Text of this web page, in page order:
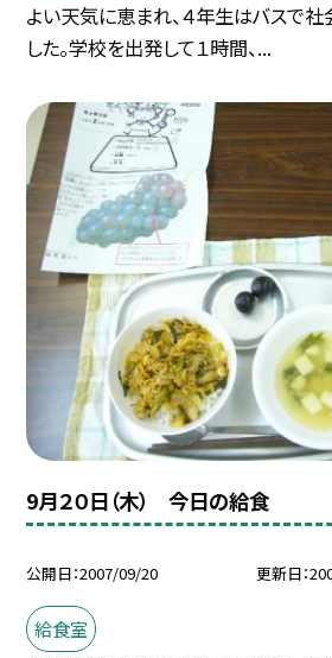
よい天気に恵まれ、４年生はバスで
した。学校を出発して１時間、...
9月２０日（木） 今日の給食
公開日 2007/09/20 更新日
給食室